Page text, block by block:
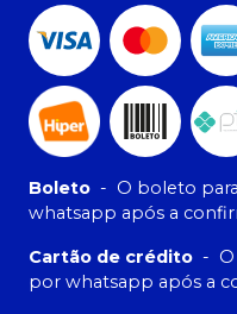
Boleto - O boleto
whatsapp após a
Cartão de crédito -
por whatsapp após a